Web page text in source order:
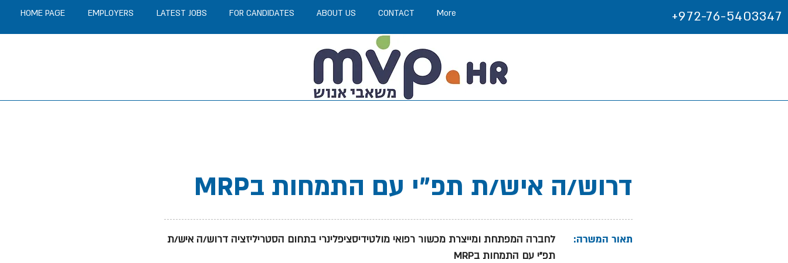
HOME PAGE EMPLOYERS LATEST JOBS FOR CANDIDATES ABOUT US CONTACT More +972-76-5403347
MRPדרוש/ה איש/ת תפ"י עם התמחות ב
לחברה המפתחת ומייצרת מכשור רפואי מולטידיסציפלינרי בתחום הסטריליזציה דרוש/ה איש/ת
תפ"י עם התמחות בMRP
תאור המשרה: